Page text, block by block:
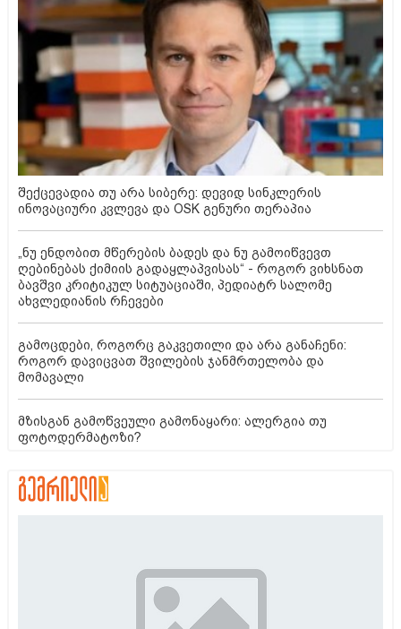
შექცევადია თუ არა სიბერე: დევიდ სინკლერის
ინოვაციური კვლევა და OSK გენური თერაპია
„ნუ ენდობით მწერების ბადეს და ნუ გამოიწვევთ
ღებინებას ქიმიის გადაყლაპვისას“ - როგორ ვიხსნათ
ბავშვი კრიტიკულ სიტუაციაში, პედიატრ სალომე
ახვლედიანის რჩევები
გამოცდები, როგორც გაკვეთილი და არა განაჩენი:
როგორ დავიცვათ შვილების ჯანმრთელობა და
მომავალი
მზისგან გამოწვეული გამონაყარი: ალერგია თუ
ფოტოდერმატოზი?